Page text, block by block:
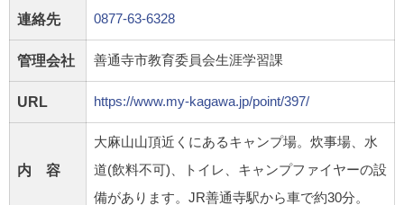
連絡先 0877-63-6328
管理会社 善通寺市教育委員会生涯学習課
URL https://www.my-kagawa.jp/point/397/
内 容
大麻山山頂近くにあるキャンプ場。炊事場、水
道(飲料不可)、トイレ、キャンプファイヤーの設
備があります。JR善通寺駅から車で約30分。